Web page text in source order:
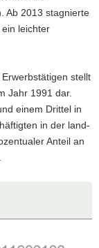
Ab 2013 stagnierte
leichter
stellt
Jahr 1991 dar.
einem Drittel in
in der land-
Anteil an